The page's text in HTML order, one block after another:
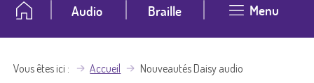
Audio Braille Menu
Vous êtes ici Accueil Nouveautés Daisy audio